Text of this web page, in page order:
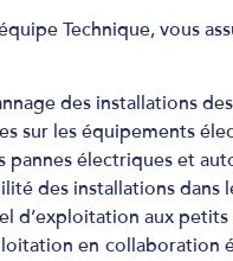
Technique, vous
des installations
sur les équipements
pannes électriques et
des installations dans
d’exploitation aux
en